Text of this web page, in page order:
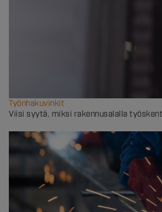
Työnhakuvinkit
Viisi syytä, miksi rakennusalalla